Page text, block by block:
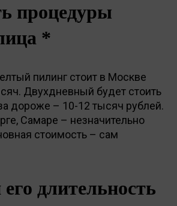
процедуры
*
пилинг стоит в Москве
Двухдневный будет стоить
дороже – 10-12 тысяч рублей.
Самаре – незначительно
стоимость – сам
длительность